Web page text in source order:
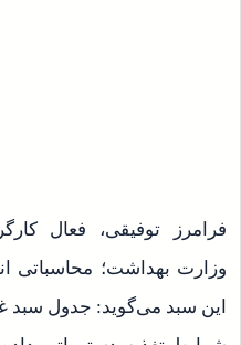
فرامرز توفیقی، فعال
وزارت بهداشت؛ محاسباتی
این سبد می‌گوید: جدول سبد